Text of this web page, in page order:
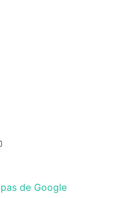
de Google